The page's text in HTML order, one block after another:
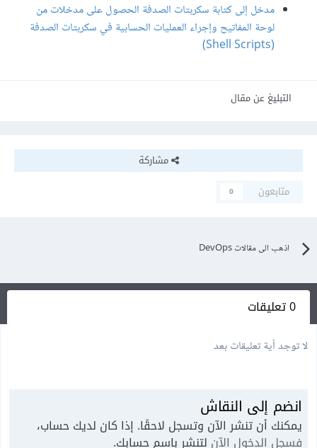
مدخل إلى كتابة سكربتات الصدفة الحصول على مدخلات من
لوحة المفاتيح وإجراء العمليات الحسابية في سكربتات الصدفة
(Shell Scripts)
التبليغ عن مقال
مشاركة
متابعون
0
اذهب الى مقالات DevOps
0 تعليقات
لا توجد أية تعليقات بعد
انضم إلى النقاش
يمكنك أن تنشر الآن وتسجل لاحقًا. إذا كان لديك حساب،
فسجل الدخول الآن لتنشر باسم حسابك.